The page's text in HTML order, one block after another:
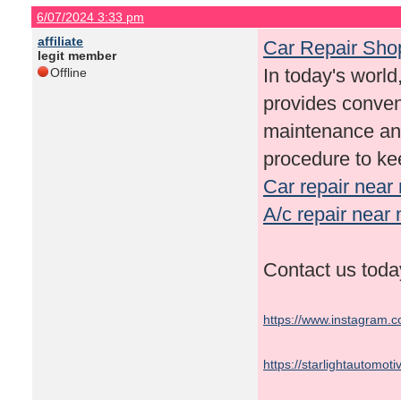
6/07/2024 3:33 pm
affiliate
legit member
Offline
Car Repair
In today's
provides
maintenance
procedure to
Car repair near
A/c repair near
Contact us
https://
https://